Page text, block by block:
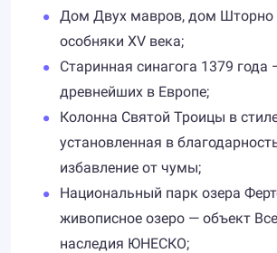
Дом Двух мавров, дом Шторно
особняки XV века;
Старинная синагога 1379 года
древнейших в Европе;
Колонна Святой Троицы в
установленная в
избавление от чумы;
Национальный парк озера
живописное озеро — объект
наследия ЮНЕСКО;